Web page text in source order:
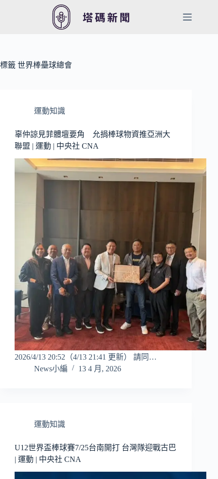
容
標籤 世界棒壘球總會
運動知識
辜仲諒見菲體壇要角 允捐棒球物資推亞洲大
聯盟 | 運動 | 中央社 CNA
2026/4/13 20:52（4/13 21:41 更新） 請同…
News小編
13 4 月, 2026
運動知識
U12世界盃棒球賽7/25台南開打 台灣隊迎戰古巴
| 運動 | 中央社 CNA